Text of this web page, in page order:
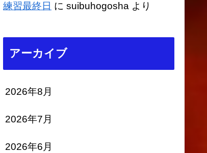
練習最終日 に suibuhogosha より
アーカイブ
2026年8月
2026年7月
2026年6月